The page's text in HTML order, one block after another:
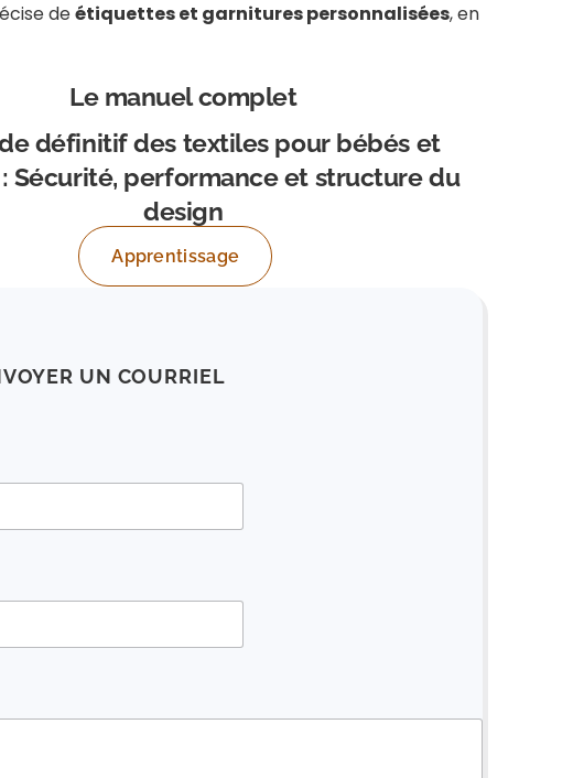
deétiquettes et garnitures personnalisées, en
Le manuel complet
définitif des textiles pour bébés et
Sécurité, performance et structure du
design
Apprentissage
UN COURRIEL